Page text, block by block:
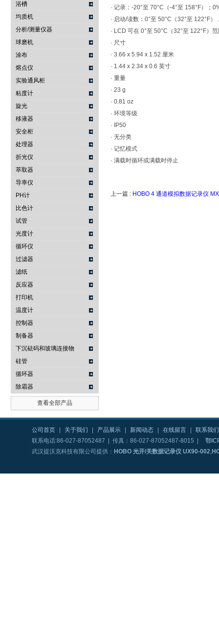
浴槽
均质机
分析/测量仪器
球磨机
涂布
熔点仪
实验通风柜
粘度计
旋光
移液器
安全柜
处理器
折光仪
萃取器
导率仪
PH计
比色计
试管
光度计
循环仪
过滤器
滤纸
反应器
打印机
温度计
控制器
制备器
下沉砝码和玻璃连接物
硅管
循环器
除霜器
查看全部产品
· 记录：-20°至 70°C（-4°至 158°F）；
· 启动/读数：0°至 50°C（32°至 122°F
· LCD 可在 0°至 50°C（32°至 122°F）
· 尺寸
· 3.66 x 5.94 x 1.52 厘米
· 1.44 x 2.34 x 0.6 英寸
· 重量
· 23 g
· 0.81 oz
· 环境等级
· IP50
· 无分类
· 记忆模式
· 满载时循环或满载时停止
上一篇 : HOBO 4 通道模拟数据记录仪
公司首页 关于我们 产品展示 新闻动态 在线留言
联系我们
联系电话:86-027-87052487 | 传真：86-027-87052487-8015 |
鄂
武汉提沃克科技有限公司提供： HOBO 光开/关数据记录仪 UX90-002,